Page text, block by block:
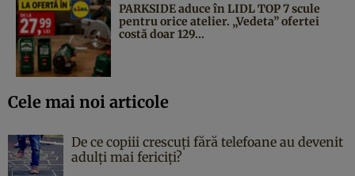
PARKSIDE aduce în LIDL TOP 7 scule
pentru orice atelier. „Vedeta” ofertei
costă doar 129...
Cele mai noi articole
De ce copiii crescuți fără telefoane au devenit
adulți mai fericiți?